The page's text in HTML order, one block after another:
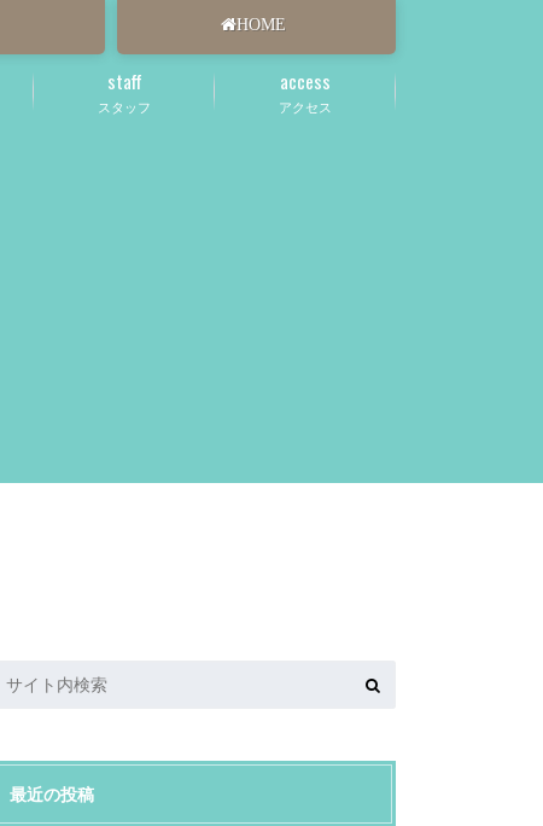
HOME
スタッフ
staff
アクセス
access
最近の投稿